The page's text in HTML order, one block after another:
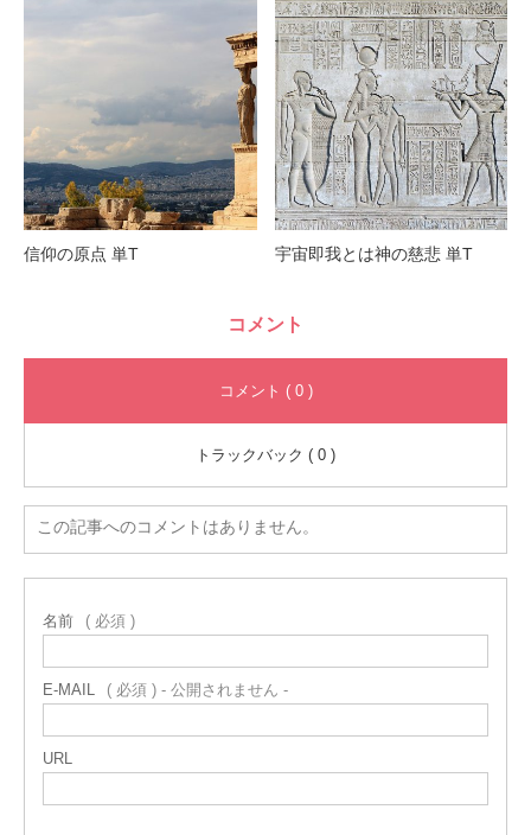
信仰の原点 単T 宇宙即我とは神の慈悲 単T
コメント
コメント ( 0 )
トラックバック ( 0 )
この記事へのコメントはありません。
名前 ( 必須 )
E-MAIL ( 必須 ) - 公開されません -
URL